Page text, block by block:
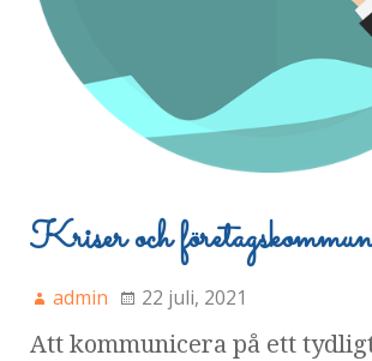
Kriser och
admin 22 juli, 2021
Att kommunicera på ett